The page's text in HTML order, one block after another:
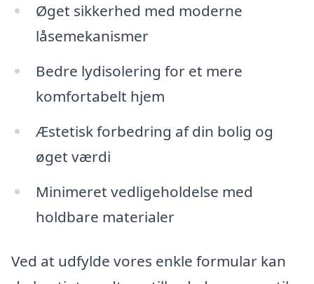
Øget sikkerhed med moderne
låsemekanismer
Bedre lydisolering for et mere
komfortabelt hjem
Æstetisk forbedring af din bolig og
øget værdi
Minimeret vedligeholdelse med
holdbare materialer
Ved at udfylde vores enkle formular kan